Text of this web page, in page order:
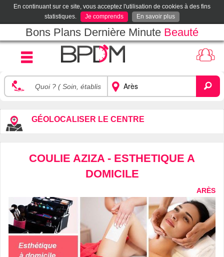
En continuant sur ce site, vous acceptez l'utilisation de cookies à des fins
statistiques.
Je comprends En savoir plus
Bons Plans Dernière Minute Beauté
GÉOLOCALISER LE CENTRE
COULIE AZIZA - ESTHETIQUE A
DOMICILE
ARÈS